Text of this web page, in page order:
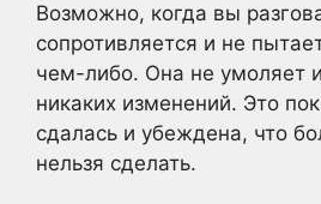
Возможно, когда вы
сопротивляется и не
чем-либо. Она не умоляет
никаких изменений. Это
сдалась и убеждена, что
нельзя сделать.